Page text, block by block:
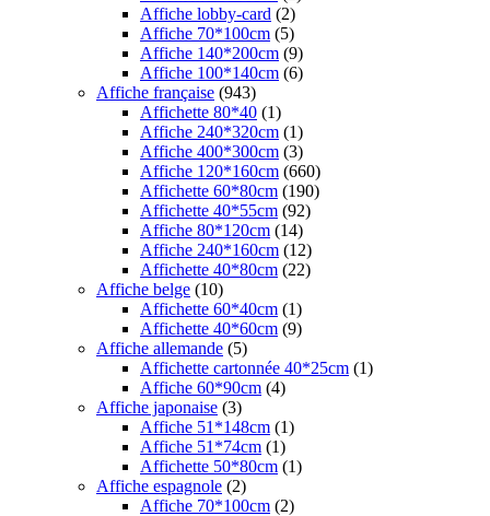
Affiche lobby-card (2)
Affiche 70*100cm (5)
Affiche 140*200cm (9)
Affiche 100*140cm (6)
Affiche française (943)
Affichette 80*40 (1)
Affiche 240*320cm (1)
Affiche 400*300cm (3)
Affiche 120*160cm (660)
Affichette 60*80cm (190)
Affichette 40*55cm (92)
Affiche 80*120cm (14)
Affiche 240*160cm (12)
Affichette 40*80cm (22)
Affiche belge (10)
Affichette 60*40cm (1)
Affichette 40*60cm (9)
Affiche allemande (5)
Affichette cartonnée 40*25cm (1)
Affiche 60*90cm (4)
Affiche japonaise (3)
Affiche 51*148cm (1)
Affiche 51*74cm (1)
Affichette 50*80cm (1)
Affiche espagnole (2)
Affiche 70*100cm (2)